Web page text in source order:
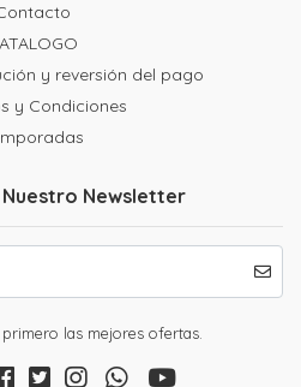
y reversión del pago
y Condiciones
Newsletter
las mejores ofertas.